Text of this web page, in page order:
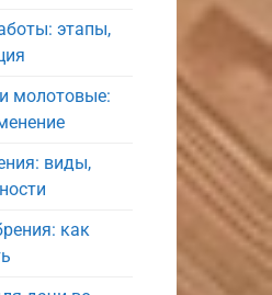
этапы,
молотовые:
виды,
как